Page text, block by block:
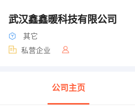
武汉鑫鑫暖科技有限公司
其它
私营企业
公司主页